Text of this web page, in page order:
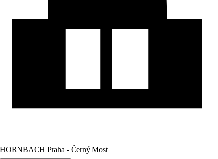
HORNBACH Praha - Černý Most